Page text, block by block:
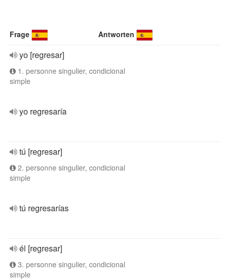
Frage Antworten
yo [regresar]
1. personne singulier, condicional
simple
yo regresaría
tú [regresar]
2. personne singulier, condicional
simple
tú regresarías
él [regresar]
3. personne singulier, condicional
simple